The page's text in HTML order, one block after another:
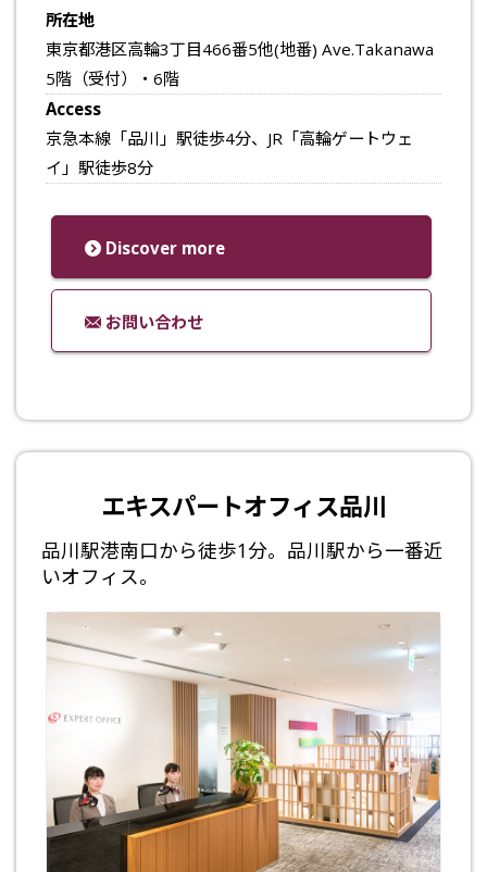
所在地
東京都港区高輪3丁目466番5他(地番) Ave.Takanawa
5階（受付）・6階
Access
京急本線「品川」駅徒歩4分、JR「高輪ゲートウェ
イ」駅徒歩8分
Discover more
お問い合わせ
エキスパートオフィス品川
品川駅港南口から徒歩1分。品川駅から一番近
いオフィス。